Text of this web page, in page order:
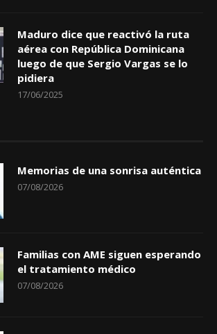
Maduro dice que reactivó la ruta
aérea con República Dominicana
luego de que Sergio Vargas se lo
pidiera
17/06/2025
Memorias de una sonrisa auténtica
07/08/2026
Familias con AME siguen esperando
el tratamiento médico
07/08/2026